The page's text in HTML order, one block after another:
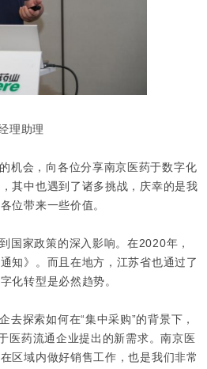
理助理
机会，向各位分享南京医药于数字化
其中也遇到了诸多挑战，庆幸的是我
位带来一些价值。
国家政策的深入影响。在2020年，
知》。而且在地方，江苏省也通过了
化转型是必然趋势。
探索如何在“集中采购”的背景下，
医药流通企业提出的新需求。南京医
区域内做好销售工作，也是我们非常